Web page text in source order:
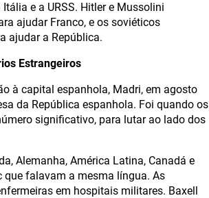
e a URSS. Hitler e Mussolini
ajudar Franco, e os soviéticos
ajudar a República.
Estrangeiros
à capital espanhola, Madri, em agosto
da República espanhola. Foi quando os
significativo, para lutar ao lado dos
Alemanha, América Latina, Canadá e
que falavam a mesma língua. As
em hospitais militares. Baxell